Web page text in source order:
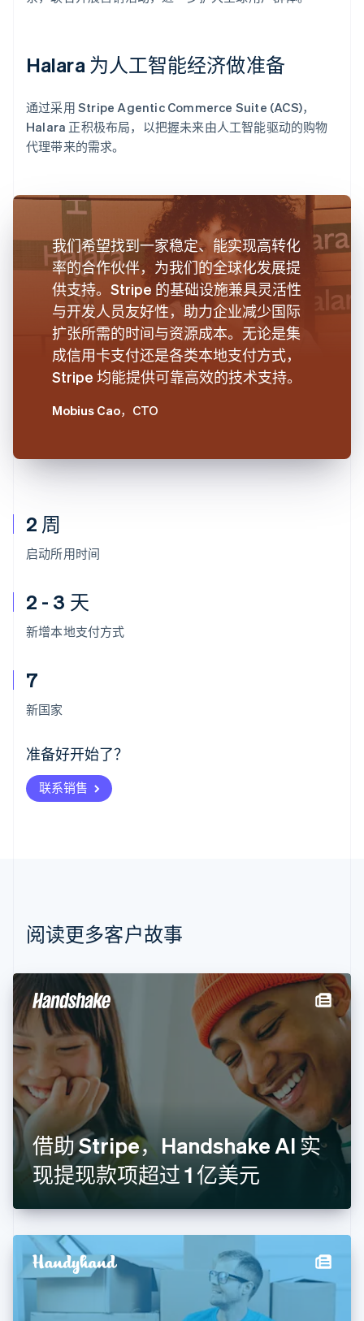
2 周
启动所用时间
2 - 3 天
新增本地支付方式
7
新国家
准备好开始了？
联系销售
Halara 为人工智能经济做准备
通过采用 Stripe Agentic Commerce Suite (ACS)，
Halara 正积极布局，以把握未来由人工智能驱动的购物
代理带来的需求。
我们希望找到一家稳定、能实现高转化
率的合作伙伴，为我们的全球化发展提
供支持。Stripe 的基础设施兼具灵活性
与开发人员友好性，助力企业减少国际
扩张所需的时间与资源成本。无论是集
成信用卡支付还是各类本地支付方式，
Stripe 均能提供可靠高效的技术支持。
Mobius Cao，CTO
阅读更多客户故事
借助 Stripe，Handshake AI 实
现提现款项超过 1 亿美元
爱尔兰
爱沙尼亚
English
奥地利
Deutsch English
Nederlands Français Deutsch
波兰
丹麦
English
德国
Deutsch English
法国
Français English
芬兰
English Svenska
Nederlands English
加拿大
English Français
捷克
克罗地亚
拉脱维亚
English
立陶宛
English